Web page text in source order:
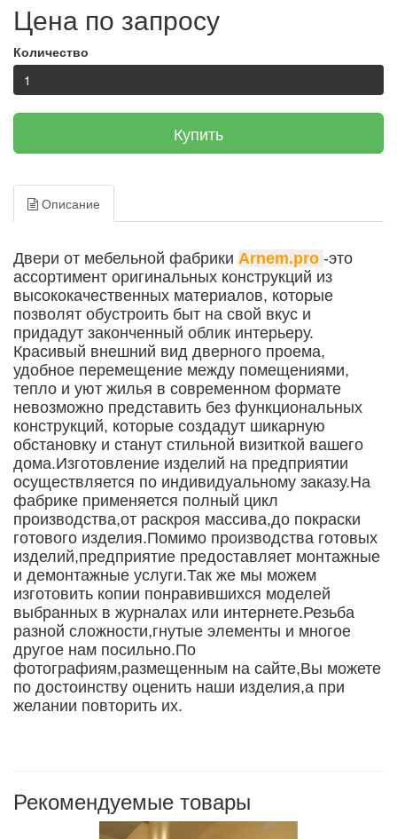
Цена по запросу
Количество
Купить
Описание
Двери от мебельной фабрики Arnem.pro -это
ассортимент оригинальных конструкций из
высококачественных материалов, которые
позволят обустроить быт на свой вкус и
придадут законченный облик интерьеру.
Красивый внешний вид дверного проема,
удобное перемещение между помещениями,
тепло и уют жилья в современном формате
невозможно представить без функциональных
конструкций, которые создадут шикарную
обстановку и станут стильной визиткой вашего
дома.Изготовление изделий на предприятии
осуществляется по индивидуальному заказу.На
фабрике применяется полный цикл
производства,от раскроя массива,до покраски
готового изделия.Помимо производства готовых
изделий,предприятие предоставляет монтажные
и демонтажные услуги.Так же мы можем
изготовить копии понравившихся моделей
выбранных в журналах или интернете.Резьба
разной сложности,гнутые элементы и многое
другое нам посильно.По
фотографиям,размещенным на сайте,Вы можете
по достоинству оценить наши изделия,а при
желании повторить их.
Рекомендуемые товары